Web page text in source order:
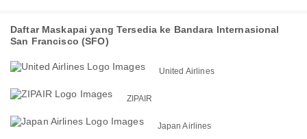
Daftar Maskapai yang Tersedia ke Bandara Internasional
San Francisco (SFO)
United Airlines
ZIPAIR
Japan Airlines